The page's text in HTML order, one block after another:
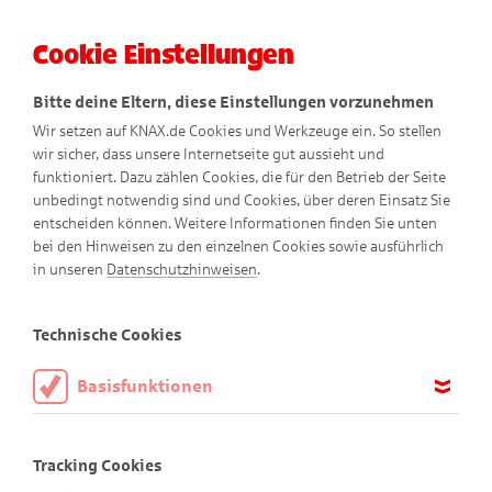
Cookie Einstellungen
Bitte deine Eltern, diese Einstellungen vorzunehmen
Wir setzen auf KNAX.de Cookies und Werkzeuge ein. So stellen
wir sicher, dass unsere Internetseite gut aussieht und
funktioniert. Dazu zählen Cookies, die für den Betrieb der Seite
unbedingt notwendig sind und Cookies, über deren Einsatz Sie
entscheiden können. Weitere Informationen finden Sie unten
bei den Hinweisen zu den einzelnen Cookies sowie ausführlich
in unseren Datenschutzhinweisen.
Technische Cookies
Basisfunktionen
aktiviert sein.
Tracking Cookies